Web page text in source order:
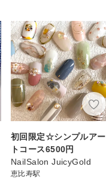
初回限定☆シンプルアー
トコース6500円
NailSalon JuicyGold
恵比寿駅